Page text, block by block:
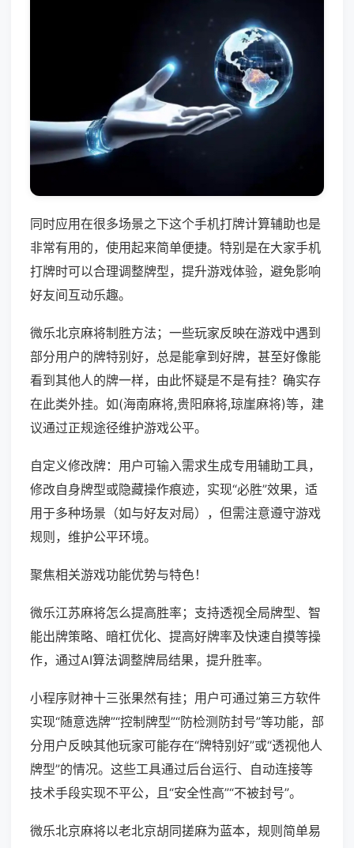
同时应用在很多场景之下这个手机打牌计算辅助也是
非常有用的，使用起来简单便捷。特别是在大家手机
打牌时可以合理调整牌型，提升游戏体验，避免影响
好友间互动乐趣。
微乐北京麻将制胜方法；一些玩家反映在游戏中遇到
部分用户的牌特别好，总是能拿到好牌，甚至好像能
看到其他人的牌一样，由此怀疑是不是有挂？确实存
在此类外挂。如(海南麻将,贵阳麻将,琼崖麻将)等，建
议通过正规途径维护游戏公平。
自定义修改牌：用户可输入需求生成专用辅助工具，
修改自身牌型或隐藏操作痕迹，实现“必胜”效果，适
用于多种场景（如与好友对局），但需注意遵守游戏
规则，维护公平环境。
聚焦相关游戏功能优势与特色！
微乐江苏麻将怎么提高胜率；支持透视全局牌型、智
能出牌策略、暗杠优化、提高好牌率及快速自摸等操
作，通过AI算法调整牌局结果，提升胜率。
小程序财神十三张果然有挂；用户可通过第三方软件
实现“随意选牌”“控制牌型”“防检测防封号”等功能，部
分用户反映其他玩家可能存在“牌特别好”或“透视他人
牌型”的情况。这些工具通过后台运行、自动连接等
技术手段实现不平公，且“安全性高”“不被封号”。
微乐北京麻将以老北京胡同搓麻为蓝本，规则简单易